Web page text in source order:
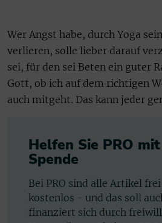
Wer Angst habe, durch Yoga
verlieren, solle lieber darauf
sei, für den sei Beten ein guter
Gott, ob ich auf dem richtigen
auch mitgeht. Das kann jeder
Helfen Sie PRO
Spende
Bei PRO sind alle Artikel
kostenlos - und das soll
finanziert sich durch